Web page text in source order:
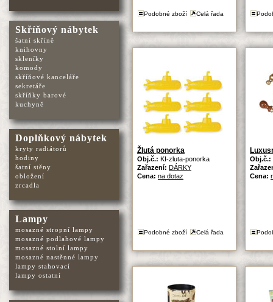
Podobné zboží Celá řada
Žlutá ponorka
Obj.č.: KI-zluta-ponorka
Zařazení: DÁRKY
Cena: na dotaz
Podobné zboží Celá řada
Obj.č.:
Cena:
Skříňový nábytek
šatní skříně
knihovny
skleníky
komody
skříňové kanceláře
sekretáře
skříňky barové
kuchyně
Doplňkový nábytek
kryty radiátorů
hodiny
šatní stěny
obložení
zrcadla
Lampy
mosazné stropní lampy
mosazné podlahové lampy
mosazné stolní lampy
mosazné nastěnné lampy
lampy stahovací
lampy ostatní